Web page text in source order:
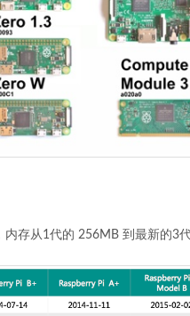
存从1代的 256MB 到最新的3